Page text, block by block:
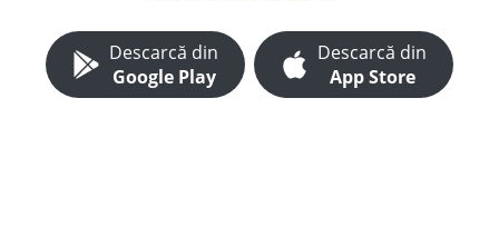
Descarcă din
Google Play
Descarcă din
App Store